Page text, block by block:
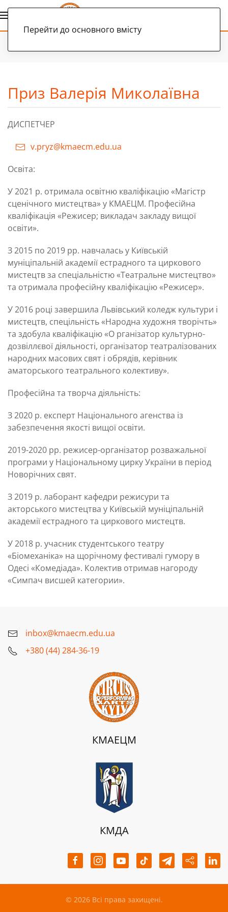
Перейти до основного вмісту
Приз Валерія Миколаївна
ДИСПЕТЧЕР
v.pryz@kmaecm.edu.ua
Освіта:
У 2021 р. отримала освітню кваліфікацію «Магістр
сценічного мистецтва» у КМАЕЦМ. Професійна
кваліфікація «Режисер; викладач закладу вищої
освіти».
З 2015 по 2019 рр. навчалась у Київській
муніціпальній академії естрадного та циркового
мистецтв за спеціальністю «Театральне мистецтво»
та отримала професійну кваліфікацію «Режисер».
У 2016 році завершила Львівський коледж культури і
мистецтв, спецільність «Народна художня творічть»
та здобула кваліфікацію «О рганізатор культурно-
дозвіллєвої діяльності, організатор театралізованих
народних масових свят і обрядів, керівник
аматорського театрального колективу».
Професійна та творча діяльність:
З 2020 р. експерт Національного агенства із
забезпечення якості вищої освіти.
2019-2020 рр. режисер-організатор розважальної
програми у Національному цирку України в період
Новорічних свят.
З 2019 р. лаборант кафедри режисури та
акторського мистецтва у Київській муніціпальній
академії естрадного та циркового мистецтв.
У 2018 р. учасник студентського театру
«Біомеханіка» на щорічному фестивалі гумору в
Одесі «Комедіада». Колектив отримав нагороду
«Симпач висшей категории».
inbox@kmaecm.edu.ua
+380 (44) 284-36-19
КМАЕЦМ
КМДА
© 2026Всі права захищені.